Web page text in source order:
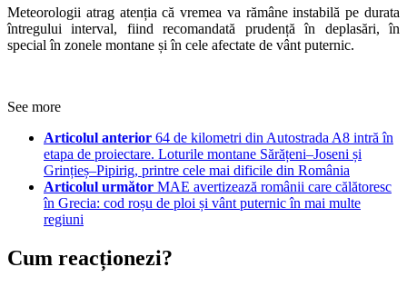
Meteorologii atrag atenția că vremea va rămâne instabilă pe durata
întregului interval, fiind recomandată prudență în deplasări, în
special în zonele montane și în cele afectate de vânt puternic.
See more
Articolul anterior 64 de kilometri din Autostrada A8 intră în
etapa de proiectare. Loturile montane Sărățeni–Joseni și
Grințieș–Pipirig, printre cele mai dificile din România
Articolul următor MAE avertizează românii care călătoresc
în Grecia: cod roșu de ploi și vânt puternic în mai multe
regiuni
Cum reacționezi?